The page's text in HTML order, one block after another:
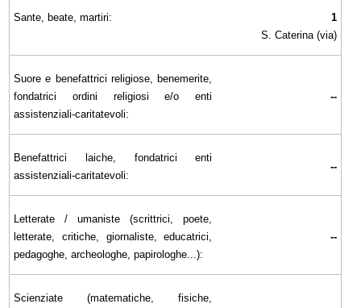
Sante, beate, martiri:
1
S. Caterina (via)
Suore e benefattrici religiose, benemerite,
fondatrici ordini religiosi e/o enti
assistenziali-caritatevoli:
--
Benefattrici laiche, fondatrici enti
assistenziali-caritatevoli:
--
Letterate / umaniste (scrittrici, poete,
letterate, critiche, giornaliste, educatrici,
pedagoghe, archeologhe, papirologhe...):
--
Scienziate (matematiche, fisiche,